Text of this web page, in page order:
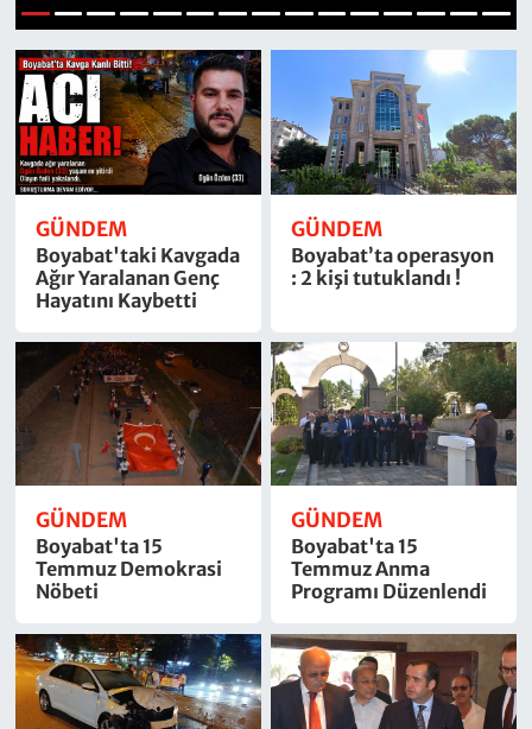
1 2 3 4 5 6 7 8 9 10 11 12 13 14 15
GÜNDEM
Boyabat'taki Kavgada
Ağır Yaralanan Genç
Hayatını Kaybetti
GÜNDEM
Boyabat’ta operasyon
: 2 kişi tutuklandı !
GÜNDEM
Boyabat'ta 15
Temmuz Demokrasi
Nöbeti
GÜNDEM
Boyabat'ta 15
Temmuz Anma
Programı Düzenlendi